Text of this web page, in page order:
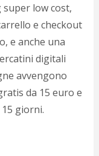
low cost,
e checkout
e anche una
digitali
avvengono
da 15 euro e
giorni.